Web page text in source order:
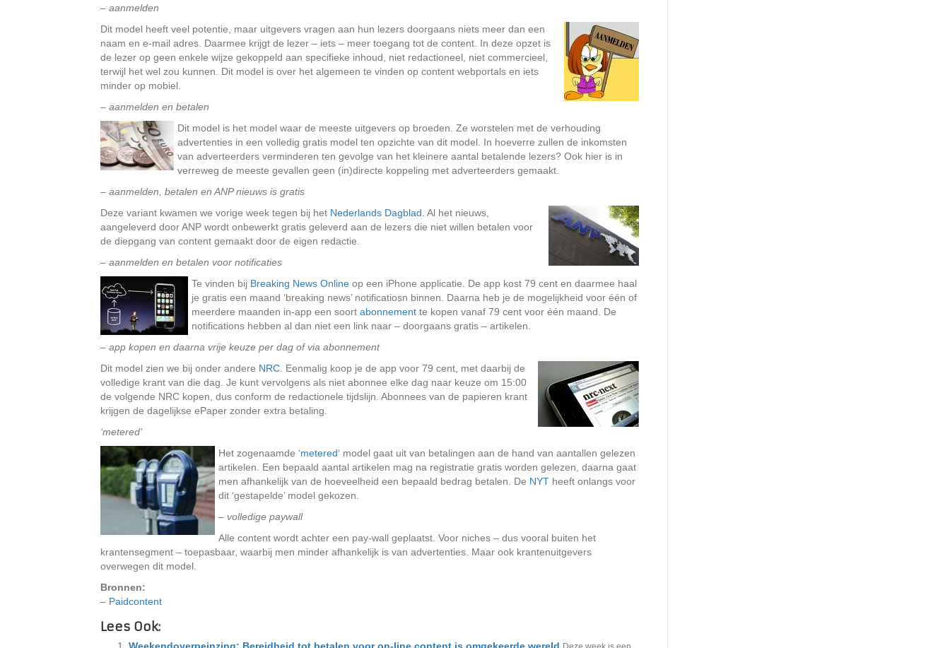
– aanmelden
Dit model heeft veel potentie, maar uitgevers vragen aan hun lezers doorgaans niets meer dan een
naam en e-mail adres. Daarmee krijgt de lezer – iets – meer toegang tot de content. In deze opzet is
de lezer op geen enkele wijze gekoppeld aan specifieke inhoud, niet redactioneel, niet commercieel,
terwijl het wel zou kunnen. Dit model is over het algemeen te vinden op content webportals en iets
minder op mobiel.
– aanmelden en betalen
Dit model is het model waar de meeste uitgevers op broeden. Ze worstelen met de verhouding
advertenties in een volledig gratis model ten opzichte van dit model. In hoeverre zullen de inkomsten
van adverteerders verminderen ten gevolge van het kleinere aantal betalende lezers? Ook hier is in
verreweg de meeste gevallen geen (in)directe koppeling met adverteerders gemaakt.
– aanmelden, betalen en ANP nieuws is gratis
Deze variant kwamen we vorige week tegen bij het Nederlands Dagblad . Al het nieuws,
aangeleverd door ANP wordt onbewerkt gratis geleverd aan de lezers die niet willen betalen voor
de diepgang van content gemaakt door de eigen redactie.
– aanmelden en betalen voor notificaties
Te vinden bij Breaking News Online op een iPhone applicatie. De app kost 79 cent en daarmee haal
je gratis een maand ‘breaking news’ notificatiosn binnen. Daarna heb je de mogelijkheid voor één of
meerdere maanden in-app een soort abonnement te kopen vanaf 79 cent voor één maand. De
notifications hebben al dan niet een link naar – doorgaans gratis – artikelen.
– app kopen en daarna vrije keuze per dag of via abonnement
Dit model zien we bij onder andere NRC . Eenmalig koop je de app voor 79 cent, met daarbij de
volledige krant van die dag. Je kunt vervolgens als niet abonnee elke dag naar keuze om 15:00
de volgende NRC kopen, dus conform de redactionele tijdslijn. Abonnees van de papieren krant
krijgen de dagelijkse ePaper zonder extra betaling.
‘metered’
Het zogenaamde ‘metered‘ model gaat uit van betalingen aan de hand van aantallen gelezen
artikelen. Een bepaald aantal artikelen mag na registratie gratis worden gelezen, daarna gaat
men afhankelijk van de hoeveelheid een bepaald bedrag betalen. De NYT heeft onlangs voor
dit ‘gestapelde’ model gekozen.
– volledige paywall
Alle content wordt achter een pay-wall geplaatst. Voor niches – dus vooral buiten het
krantensegment – toepasbaar, waarbij men minder afhankelijk is van advertenties. Maar ook krantenuitgevers
overwegen dit model.
Bronnen:
– Paidcontent
Lees Ook: